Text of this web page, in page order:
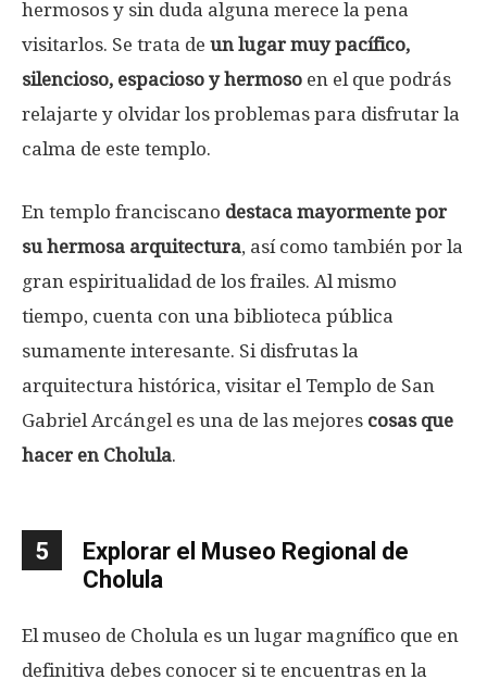
hermosos y sin duda alguna merece la pena
visitarlos. Se trata de un lugar muy pacífico,
silencioso, espacioso y hermoso en el que podrás
relajarte y olvidar los problemas para disfrutar la
calma de este templo.
En templo franciscano destaca mayormente por
su hermosa arquitectura, así como también por la
gran espiritualidad de los frailes. Al mismo
tiempo, cuenta con una biblioteca pública
sumamente interesante. Si disfrutas la
arquitectura histórica, visitar el Templo de San
Gabriel Arcángel es una de las mejores cosas que
hacer en Cholula.
5
Explorar el Museo Regional de
Cholula
El museo de Cholula es un lugar magnífico que en
definitiva debes conocer si te encuentras en la